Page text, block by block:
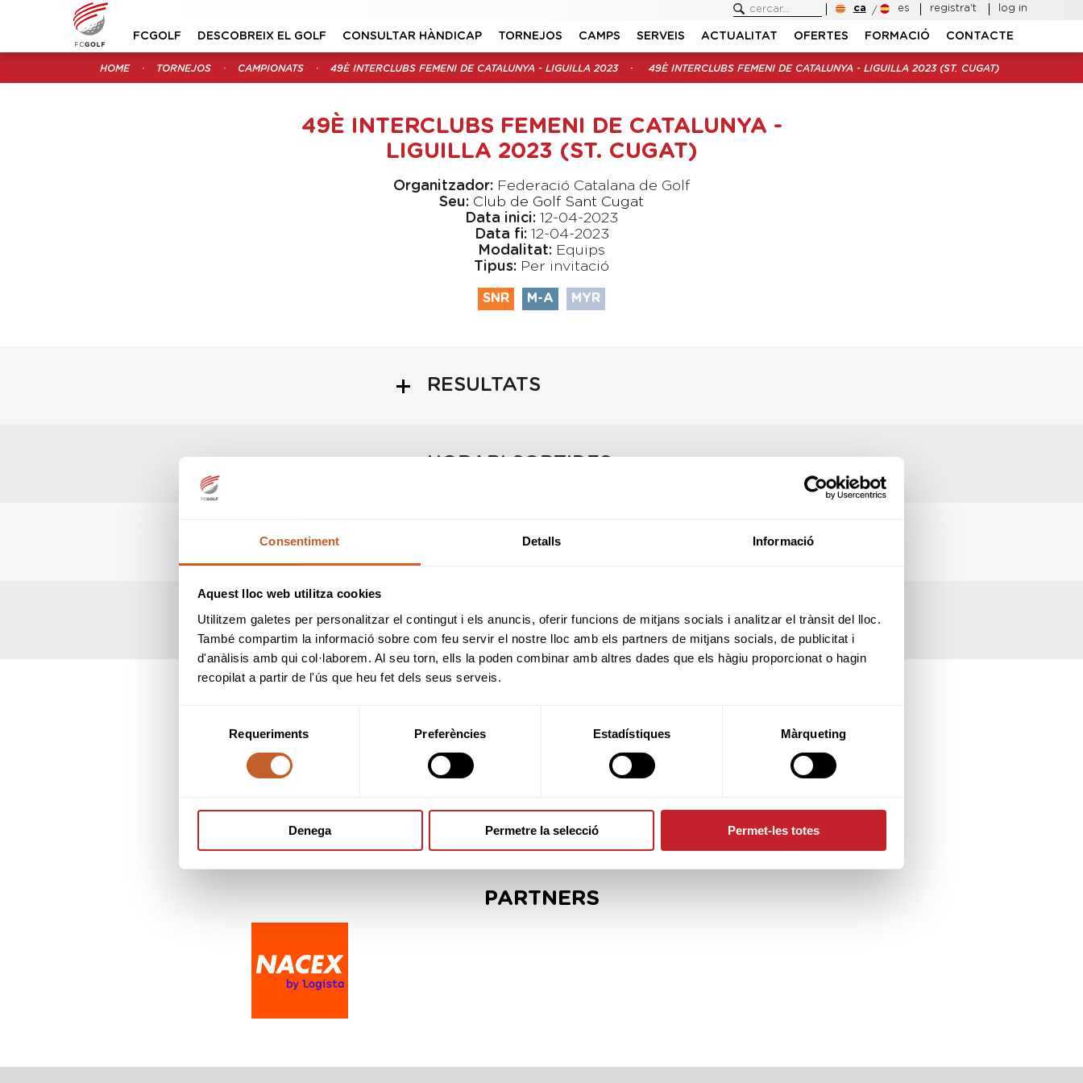
Consentiment Detalls Informació
Aquest lloc web utilitza cookies
Utilitzem galetes per personalitzar el contingut i els anuncis, oferir funcions de mitjans socials i analitzar el trànsit del lloc.
També compartim la informació sobre com feu servir el nostre lloc amb els partners de mitjans socials, de publicitat i
d'anàlisis amb qui col·laborem. Al seu torn, ells la poden combinar amb altres dades que els hàgiu proporcionat o hagin
recopilat a partir de l'ús que heu fet dels seus serveis.
consentiment
Requeriments Preferències Estadístiques Màrqueting
Denega Permetre la selecció Permet-les totes
ca es registra't log in
FCGOLF DESCOBREIX EL GOLF CONSULTAR HÀNDICAP TORNEJOS CAMPS SERVEIS ACTUALITAT OFERTES FORMACIÓ CONTACTE
HOME TORNEJOS CAMPIONATS 49È INTERCLUBS FEMENI DE CATALUNYA - LIGUILLA 2023 49È INTERCLUBS FEMENI DE CATALUNYA - LIGUILLA 2023 (ST. CUGAT)
49È INTERCLUBS FEMENI DE CATALUNYA -
LIGUILLA 2023 (ST. CUGAT)
Organitzador: Federació Catalana de Golf
Seu: Club de Golf Sant Cugat
Data inici: 12-04-2023
Data fi: 12-04-2023
Modalitat: Equips
Tipus: Per invitació
SNR M-A MYR
RESULTATS
HORARI SORTIDES
INFORMACIÓ PROVA
REGLES LOCALS
PARTNERS